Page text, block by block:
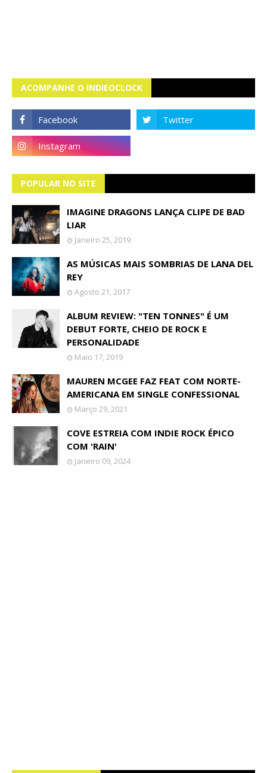
ACOMPANHE O INDIEOCLOCK
POPULAR NO SITE
IMAGINE DRAGONS LANÇA CLIPE DE BAD
LIAR
Janeiro 25, 2019
AS MÚSICAS MAIS SOMBRIAS DE LANA DEL
REY
Agosto 21, 2017
ALBUM REVIEW: "TEN TONNES" É UM
DEBUT FORTE, CHEIO DE ROCK E
PERSONALIDADE
Maio 17, 2019
MAUREN MCGEE FAZ FEAT COM NORTE-
AMERICANA EM SINGLE CONFESSIONAL
Março 29, 2021
COVE ESTREIA COM INDIE ROCK ÉPICO
COM 'RAIN'
Janeiro 09, 2024